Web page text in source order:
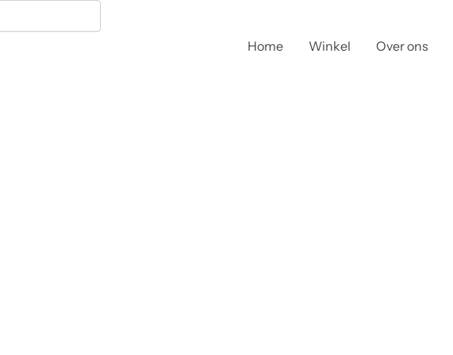
Home Winkel Over ons
mahonie
32x27cm